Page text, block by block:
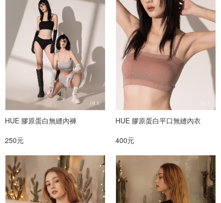
HUE 膠原蛋白無縫內褲
250元
HUE 膠原蛋白平口無縫內衣
400元